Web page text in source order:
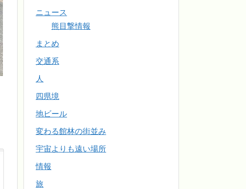
ニュース
熊目撃情報
まとめ
交通系
人
四県境
地ビール
変わる館林の街並み
宇宙よりも遠い場所
情報
旅